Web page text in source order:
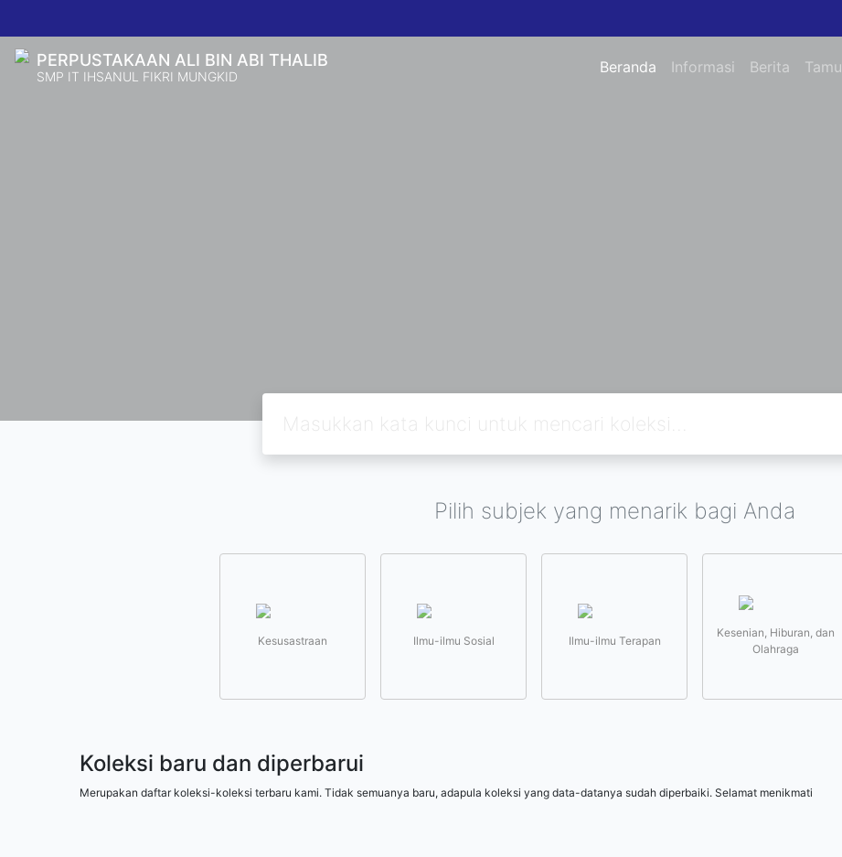
PERPUSTAKAAN ALI BIN ABI THALIB
SMP IT IHSANUL FIKRI MUNGKID Beranda Informasi Berita Tamu
Pilih subjek yang menarik bagi Anda
Kesusastraan Ilmu-ilmu Sosial Ilmu-ilmu Terapan
Kesenian, Hiburan, dan
Olahraga
Koleksi baru dan diperbarui
Merupakan daftar koleksi-koleksi terbaru kami. Tidak semuanya baru, adapula koleksi yang data-datanya sudah diperbaiki. Selamat menikmati